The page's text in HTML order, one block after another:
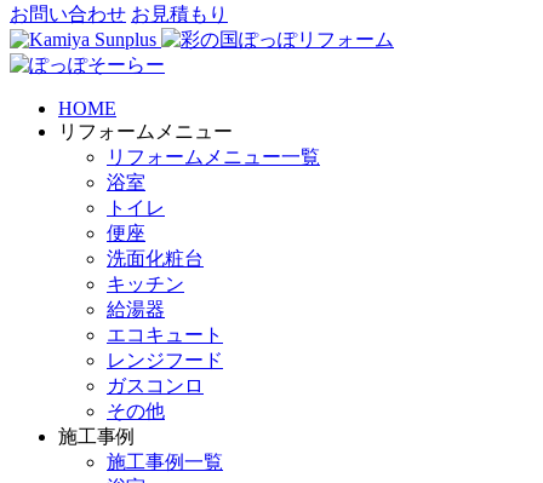
お問い合わせ お見積もり
HOME
リフォームメニュー
リフォームメニュー一覧
浴室
トイレ
便座
洗面化粧台
キッチン
給湯器
エコキュート
レンジフード
ガスコンロ
その他
施工事例
施工事例一覧